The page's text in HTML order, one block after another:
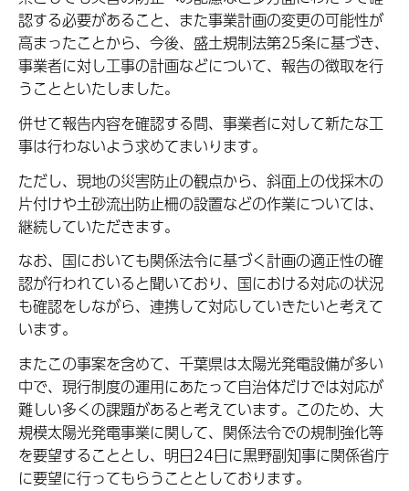
認する必要があること、また事業計画の変更の可能性が
高まったことから、今後、盛土規制法第25条に基づき、
事業者に対し工事の計画などについて、報告の徴取を行
うことといたしました。
併せて報告内容を確認する間、事業者に対して新たな工
事は行わないよう求めてまいります。
ただし、現地の災害防止の観点から、斜面上の伐採木の
片付けや土砂流出防止柵の設置などの作業については、
継続していただきます。
なお、国においても関係法令に基づく計画の適正性の確
認が行われていると聞いており、国における対応の状況
も確認をしながら、連携して対応していきたいと考えて
います。
またこの事案を含めて、千葉県は太陽光発電設備が多い
中で、現行制度の運用にあたって自治体だけでは対応が
難しい多くの課題があると考えています。このため、大
規模太陽光発電事業に関して、関係法令での規制強化等
を要望することとし、明日24日に黒野副知事に関係省庁
に要望に行ってもらうこととしております。